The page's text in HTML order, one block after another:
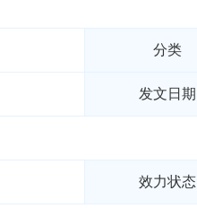
分类
发文日期
效力状态